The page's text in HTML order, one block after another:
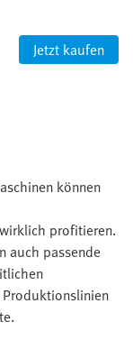
Jetzt kaufen
können
profitieren.
auch passende